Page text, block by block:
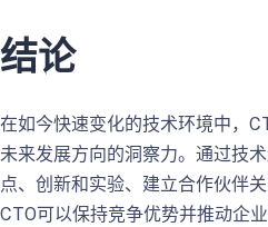
结论
在如今快速变化的技术环境中，
未来发展方向的洞察力。通过技
点、创新和实验、建立合作伙伴
CTO可以保持竞争优势并推动企业